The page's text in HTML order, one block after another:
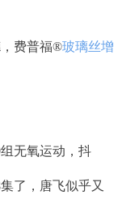
费普福®玻璃丝增
无氧运动，抖
了，唐飞似乎又